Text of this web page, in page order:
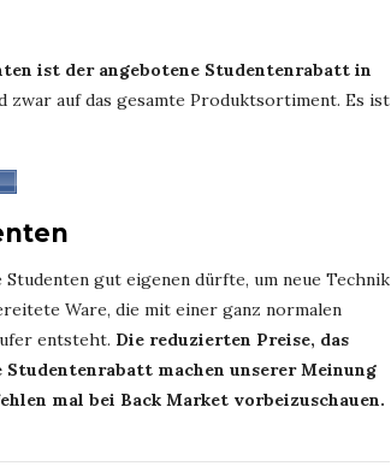
ist der angebotene Studentenrabatt in
auf das gesamte Produktsortiment. Es ist
gut eigenen dürfte, um neue Technik
Ware, die mit einer ganz normalen
entsteht. Die reduzierten Preise, das
machen unserer Meinung
mal bei Back Market vorbeizuschauen.